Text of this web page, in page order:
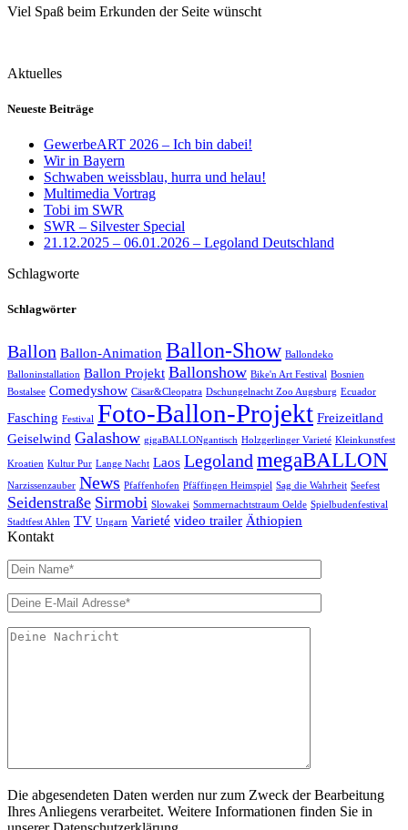
Viel Spaß beim Erkunden der Seite wünscht
Aktuelles
Neueste Beiträge
GewerbeART 2026 – Ich bin dabei!
Wir in Bayern
Schwaben weissblau, hurra und helau!
Multimedia Vortrag
Tobi im SWR
SWR – Silvester Special
21.12.2025 – 06.01.2026 – Legoland Deutschland
Schlagworte
Schlagwörter
Ballon Ballon-Animation Ballon-Show Ballondeko
Balloninstallation Ballon Projekt Ballonshow Bike'n Art Festival Bosnien
Bostalsee Comedyshow Cäsar&Cleopatra Dschungelnacht Zoo Augsburg Ecuador
Fasching Festival Foto-Ballon-Projekt Freizeitland
Geiselwind Galashow gigaBALLONgantisch Holzgerlinger Varieté Kleinkunstfest
Kroatien Kultur Pur Lange Nacht Laos Legoland megaBALLON
Narzissenzauber News Pfaffenhofen Pfäffingen Heimspiel Sag die Wahrheit Seefest
Seidenstraße Sirmobi Slowakei Sommernachtstraum Oelde Spielbudenfestival
Stadtfest Ahlen TV Ungarn Varieté video trailer Äthiopien
Kontakt
Die abgesendeten Daten werden nur zum Zweck der Bearbeitung
Ihres Anliegens verarbeitet. Weitere Informationen finden Sie in